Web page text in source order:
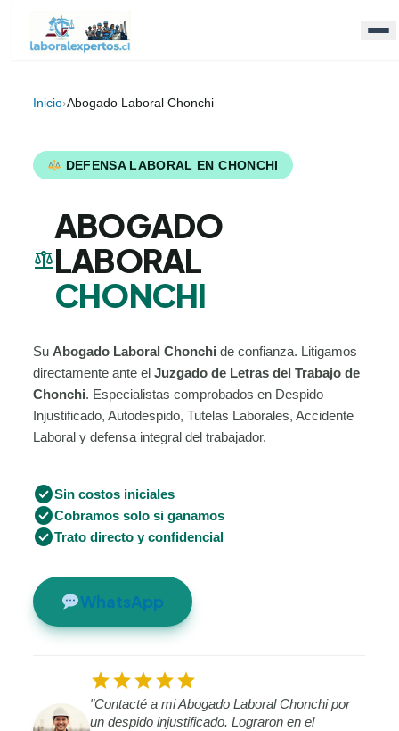
Inicio›Abogado Laboral Chonchi
DEFENSA LABORAL EN CHONCHI
balance
ABOGADO
LABORAL
CHONCHI
Su Abogado Laboral Chonchi de confianza. Litigamos
directamente ante elJuzgado de Letras del Trabajo de
Chonchi. Especialistas comprobados en Despido
Injustificado, Autodespido, Tutelas Laborales, Accidente
Laboral y defensa integral del trabajador.
check_circleSin costos iniciales
check_circleCobramos solo si ganamos
check_circleTrato directo y confidencial
WhatsApp
starstarstarstarstar
"Contacté a mi Abogado Laboral Chonchi por
un despido injustificado. Lograron en el